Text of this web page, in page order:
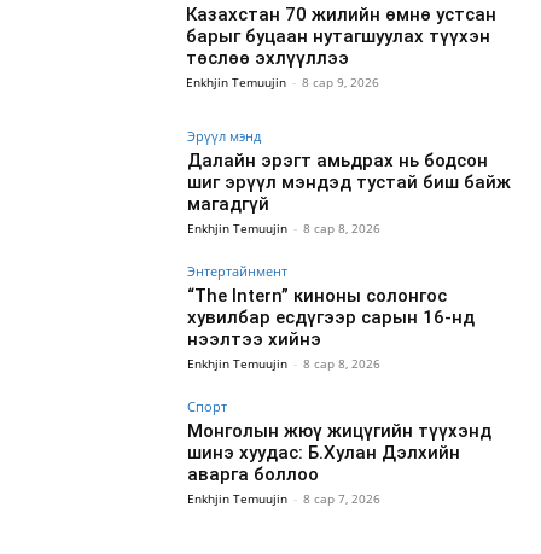
Казахстан 70 жилийн өмнө устсан
барыг буцаан нутагшуулах түүхэн
төслөө эхлүүллээ
Enkhjin Temuujin - 8 сар 9, 2026
Эрүүл мэнд
Далайн эрэгт амьдрах нь бодсон
шиг эрүүл мэндэд тустай биш байж
магадгүй
Enkhjin Temuujin - 8 сар 8, 2026
Энтертайнмент
“The Intern” киноны солонгос
хувилбар есдүгээр сарын 16-нд
нээлтээ хийнэ
Enkhjin Temuujin - 8 сар 8, 2026
Спорт
Монголын жюү жицүгийн түүхэнд
шинэ хуудас: Б.Хулан Дэлхийн
аварга боллоо
Enkhjin Temuujin - 8 сар 7, 2026